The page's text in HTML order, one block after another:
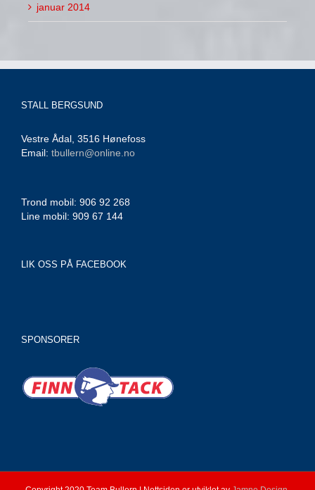
januar 2014
STALL BERGSUND
Vestre Ådal, 3516 Hønefoss
Email: tbullern@online.no
Trond mobil: 906 92 268
Line mobil: 909 67 144
LIK OSS PÅ FACEBOOK
SPONSORER